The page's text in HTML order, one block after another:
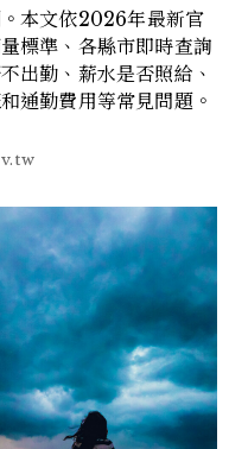
本文依2026年最新官
標準、各縣市即時查詢
出勤、薪水是否照給、
通勤費用等常見問題。